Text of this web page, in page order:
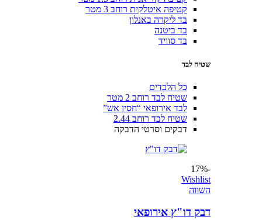
קטיפה איטלקית רוחב 3 מטר
בד ליקרה באנלון
בד ביטנה
בד סוויד
שטיח לבד
כל הלבדים
שטיח לבד רוחב 2 מטר
לבד אירופאי “חסין אש”
שטיח לבד רוחב 2.44
דבקים וסרטי הדבקה
Wishlist
דבק דו"ץ אירופאי